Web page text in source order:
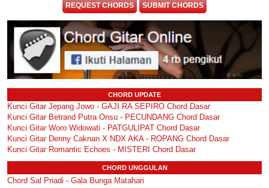
REQUEST CHORDS SUBMIT CHORDS
CHORD UPDATE
Kunci Gitar Jepang Jowo - GAJI RA SEPIRO Chord Dasar
Kunci Gitar Betrand Putra Onsu - PECUNDANG Chord Dasar
Kunci Gitar Woro Widowati - PATGULIPAT Chord Dasar
Kunci Gitar Denny Caknan X NDX AKA - ROPANG Chord Dasar
Kunci Gitar Romantic Echoes - MISTERI Chord Dasar
CHORD UNGGULAN
Chord Sal Priadi - Gala Bunga Matahari